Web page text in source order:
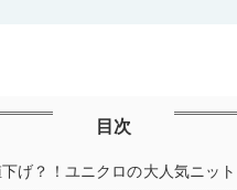
目次
げ？！ユニクロの大人気ニット